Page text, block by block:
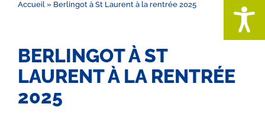
Accueil » Berlingot à St Laurent à la rentrée 2025
BERLINGOT À ST
LAURENT À LA RENTRÉE
2025